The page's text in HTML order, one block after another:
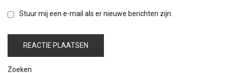
Stuur mij een e-mail als er nieuwe berichten zijn.
Zoeken